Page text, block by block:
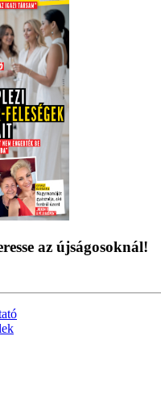
az újságosoknál!